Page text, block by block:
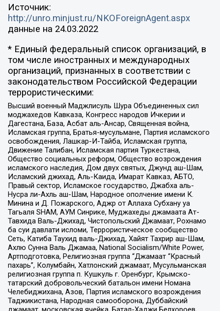
Источник:
http://unro.minjust.ru/NKOForeignAgent.aspx
данные на 24.03.2022
* Единый федеральный список организаций, в
том числе иностранных и международных
организаций, признанных в соответствии с
законодательством Российской Федерации
террористическими:
Высший военный Маджлисуль Шура Объединенных сил
моджахедов Кавказа, Конгресс народов Ичкерии и
Дагестана, База, Асбат аль-Ансар, Священная война,
Исламская группа, Братья-мусульмане, Партия исламского
освобождения, Лашкар-И-Тайба, Исламская группа,
Движение Талибан, Исламская партия Туркестана,
Общество социальных реформ, Общество возрождения
исламского наследия, Дом двух святых, Джунд аш-Шам,
Исламский джихад, Аль-Каида, Имарат Кавказ, АБТО,
Правый сектор, Исламское государство, Джабха аль-
Нусра ли-Ахль аш-Шам, Народное ополчение имени К.
Минина и Д. Пожарского, Аджр от Аллаха Субхану уа
Тагьаля SHAM, АУМ Синрике, Муджахеды джамаата Ат-
Тавхида Валь-Джихад, Чистопольский Джамаат, Рохнамо
ба суи давлати исломи, Террористическое сообщество
Сеть, Катиба Таухид валь-Джихад, Хайят Тахрир аш-Шам,
Ахлю Сунна Валь Джамаа, National Socialism/White Power,
Артподготовка, Религиозная группа “Джамаат “Красный
пахарь”, Колумбайн, Хатлонский джамаат, Мусульманская
религиозная группа п. Кушкуль г. Оренбург, Крымско-
татарский добровольческий батальон имени Номана
Челебиджихана, Азов, Партия исламского возрождения
Таджикистана, Народная самооборона, Дуббайский